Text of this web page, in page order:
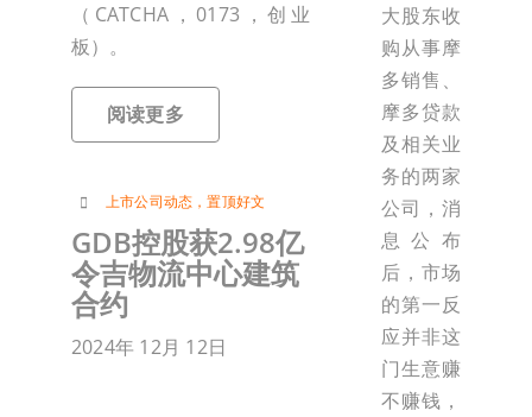
（CATCHA，0173，创业
板）。
阅读更多
上市公司动态 ，置顶好文
GDB控股获2.98亿
令吉物流中心建筑
合约
2024年 12月 12日
大股东收
购从事摩
多销售、
摩多贷款
及相关业
务的两家
公司，消
息公布
后，市场
的第一反
应并非这
门生意赚
不赚钱，